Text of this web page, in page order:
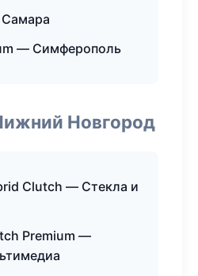
— Симферополь
Новгород
Clutch — Стекла и
Premium —